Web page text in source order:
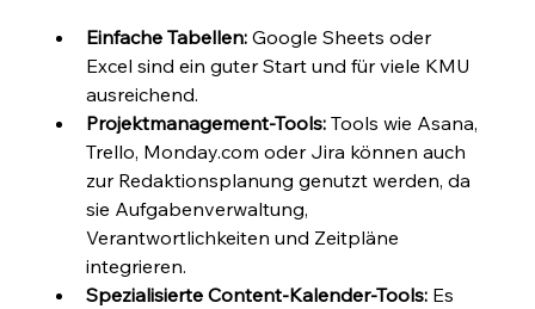
Einfache Tabellen: Google Sheets oder
Excel sind ein guter Start und für viele KMU
ausreichend.
Projektmanagement-Tools: Tools wie Asana,
Trello, Monday.com oder Jira können auch
zur Redaktionsplanung genutzt werden, da
sie Aufgabenverwaltung,
Verantwortlichkeiten und Zeitpläne
integrieren.
Spezialisierte Content-Kalender-Tools: Es